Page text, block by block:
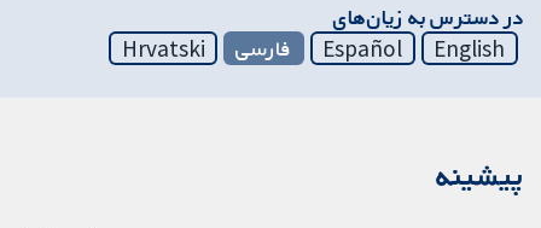
در دسترس به زیان‌های
English
Español فارسی Hrvatski
پیشینه